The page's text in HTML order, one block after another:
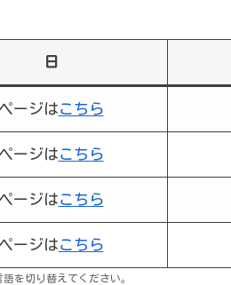
日
ージはこちら
ージはこちら
ージはこちら
ージはこちら
を切り替えてください。